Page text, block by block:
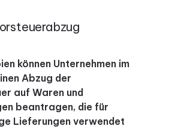
können Unternehmen im
Abzug der
auf Waren und
beantragen, die für
Lieferungen verwendet